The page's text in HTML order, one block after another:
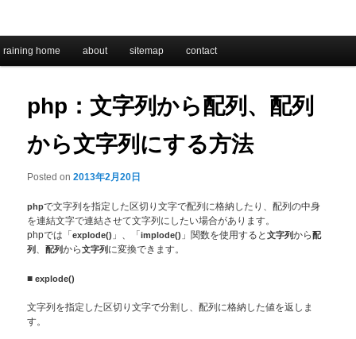
メインコンテンツへ移動
サブコンテンツへ移動
raining home about sitemap contact
php：文字列から配列、配列
から文字列にする方法
Posted on2013年2月20日
phpで文字列を指定した区切り文字で配列に格納したり、配列の中身
を連結文字で連結させて文字列にしたい場合があります。
phpでは「explode() 」、「implode() 」関数を使用すると文字列から配
列
、配列から文字列 に変換できます。
■explode()
文字列を指定した区切り文字で分割し、配列に格納した値を返しま
す。